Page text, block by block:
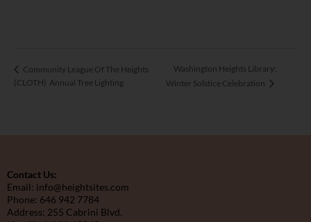
Community League Of The Heights
(CLOTH) Annual Tree Lighting
Washington Heights Library:
Winter Solstice Celebration
Contact Us:
Email: info@heightsites.com
Phone: 646 942 7784
Address: 255 Cabrini Blvd.